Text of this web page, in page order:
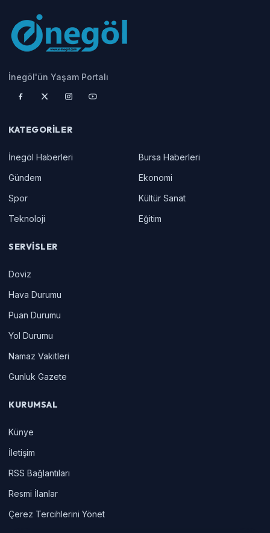
İnegöl'ün Yaşam Portalı
KATEGORILER
İnegöl Haberleri
Bursa Haberleri
Gündem
Ekonomi
Spor
Kültür Sanat
Teknoloji
Eğitim
SERVISLER
Doviz
Hava Durumu
Puan Durumu
Yol Durumu
Namaz Vakitleri
Gunluk Gazete
KURUMSAL
Künye
İletişim
RSS Bağlantıları
Resmi İlanlar
Çerez Tercihlerini Yönet